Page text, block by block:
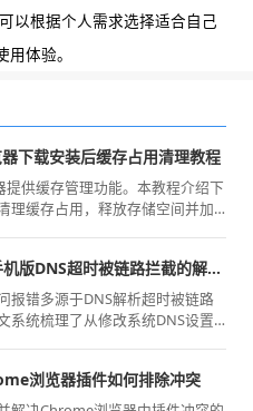
以根据个人需求选择适合自己
体验。
下载安装后缓存占用清理教程
供缓存管理功能。本教程介绍下
理缓存占用，释放存储空间并加
谷歌浏览器手机版DNS超时被链路拦截的解决思路
报错多源于DNS解析超时被链路
系统梳理了从修改系统DNS设置
验。
浏览器插件如何排除冲突